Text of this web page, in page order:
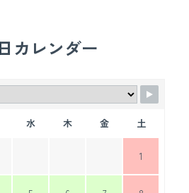
カレンダー
水 木 金 土
1